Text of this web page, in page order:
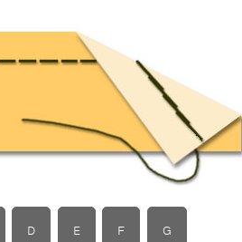
D E F G